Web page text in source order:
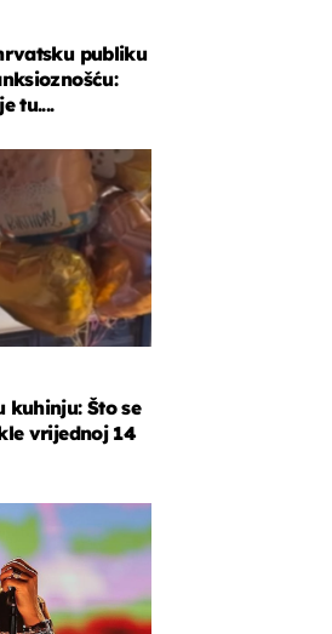
publiku
tu....
kuhinju: Što se
vrijednoj 14